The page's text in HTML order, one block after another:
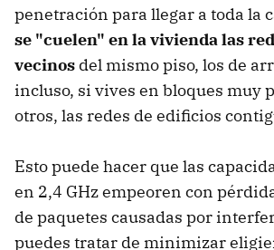
penetración para llegar a toda la
se "cuelen" en la vivienda las
vecinos del mismo piso, los de
incluso, si vives en bloques muy
otros, las redes de edificios
Esto puede hacer que las
en 2,4 GHz empeoren con
de paquetes causadas por
puedes tratar de minimizar